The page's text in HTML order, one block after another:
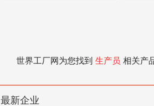
世界工厂网为您找到 生产员 相关产
最新企业